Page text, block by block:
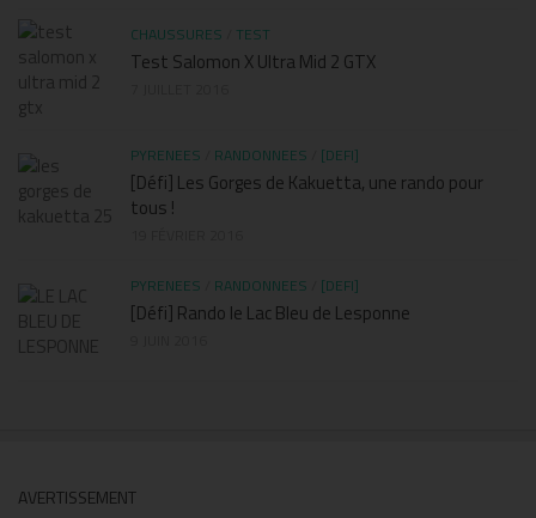
CHAUSSURES TEST
Test Salomon X Ultra Mid 2 GTX
PYRENEES RANDONNEES [DEFI]
[Défi] Les Gorges de Kakuetta, une rando pour
tous !
PYRENEES RANDONNEES [DEFI]
[Défi] Rando le Lac Bleu de Lesponne
AVERTISSEMENT